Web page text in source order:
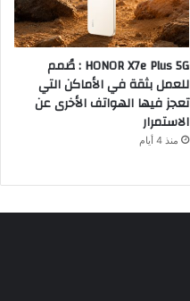
HONOR X7e Plus 5G : صُمم
للعمل بثقة في الأماكن التي
تعجز فيها الهواتف الأخرى عن
الاستمرار
منذ 4 أيام